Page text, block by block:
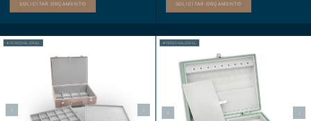
SOLICITAR ORÇAMENTO SOLICITAR ORÇAMENTO
✦ PERSONALIZÁVEL
‹ ›
✦ PERSONALIZÁVEL
‹ ›